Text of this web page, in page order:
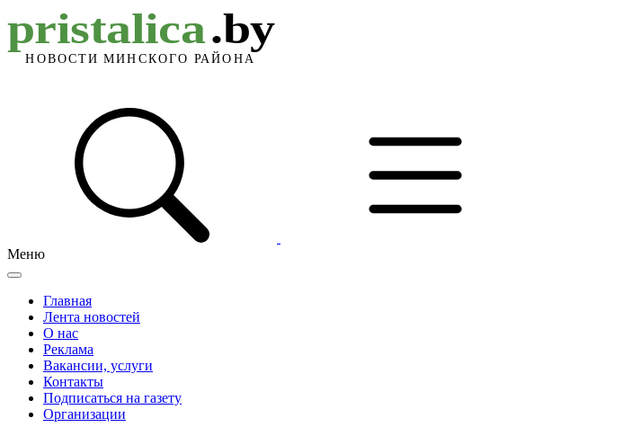
Меню
Главная
Лента новостей
О нас
Реклама
Вакансии, услуги
Контакты
Подписаться на газету
Организации